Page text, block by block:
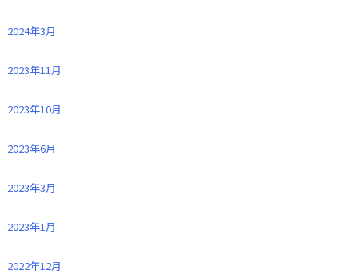
2024年3月
2023年11月
2023年10月
2023年6月
2023年3月
2023年1月
2022年12月